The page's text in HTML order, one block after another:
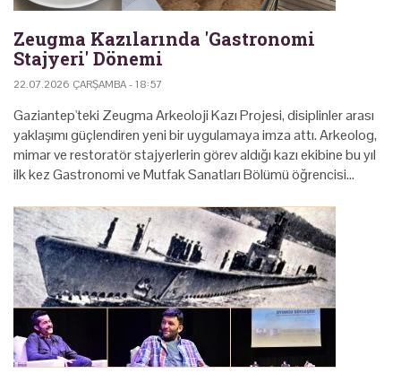
Zeugma Kazılarında 'Gastronomi
Stajyeri' Dönemi
22.07.2026 ÇARŞAMBA - 18:57
Gaziantep'teki Zeugma Arkeoloji Kazı Projesi, disiplinler arası
yaklaşımı güçlendiren yeni bir uygulamaya imza attı. Arkeolog,
mimar ve restoratör stajyerlerin görev aldığı kazı ekibine bu yıl
ilk kez Gastronomi ve Mutfak Sanatları Bölümü öğrencisi…